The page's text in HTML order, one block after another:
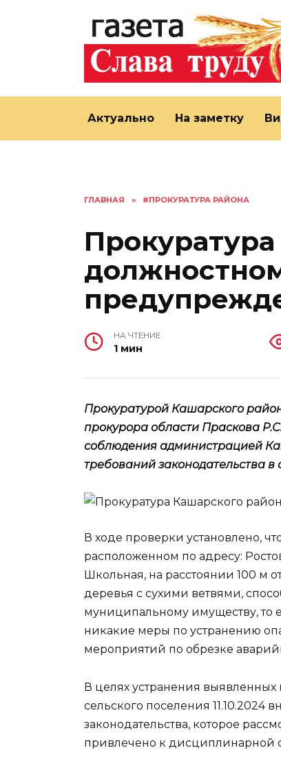
Актуально На заметку
ГЛАВНАЯ » #ПРОКУРАТУРА РАЙОНА
НА ЧТЕНИЕ
1 мин
Прокуратурой Кашарского
прокурора области Праскова
соблюдения администрацией
требований законодательства
В ходе проверки установлено,
расположенном по адресу:
Школьная, на расстоянии 100 м
деревья с сухими ветвями,
муниципальному имуществу, то
никакие меры по устранению
мероприятий по обрезке
В целях устранения
сельского поселения 11.10.2024
законодательства, которое
привлечено к дисциплинарной